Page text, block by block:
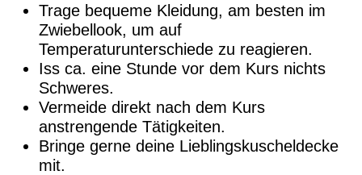
Trage bequeme Kleidung, am besten im
Zwiebellook, um auf
Temperaturunterschiede zu reagieren.
Iss ca. eine Stunde vor dem Kurs nichts
Schweres.
Vermeide direkt nach dem Kurs
anstrengende Tätigkeiten.
Bringe gerne deine Lieblingskuscheldecke
mit.